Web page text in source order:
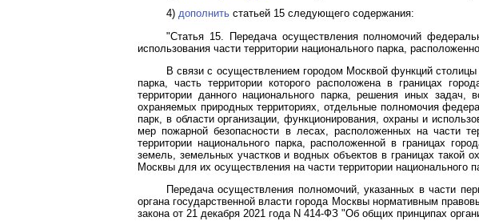
4) дополнить статьей 15 следующего содержания:
"Статья 15. Передача осуществления полномочий
использования части территории национального парка,
В связи с осуществлением городом Москвой функций
парка, часть территории которого расположена в границах
территории данного национального парка, решения иных
охраняемых природных территориях, отдельные полномочия
парк, в области организации, функционирования, охраны и
мер пожарной безопасности в лесах, расположенных на части
территории национального парка, расположенной в границах
земель, земельных участков и водных объектов в границах такой
Москвы для их осуществления на части территории национального
Передача осуществления полномочий, указанных в части
органа государственной власти города Москвы нормативным
закона от 21 декабря 2021 года N 414-ФЗ "Об общих принципах